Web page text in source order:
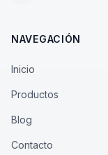
NAVEGACIÓN
Inicio
Productos
Blog
Contacto